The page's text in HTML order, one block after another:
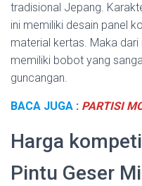
tradisional Jepang.
ini memiliki desain panel
material kertas. Maka
memiliki bobot yang
guncangan.
BACA JUGA : PARTISI
Harga
Pintu Geser